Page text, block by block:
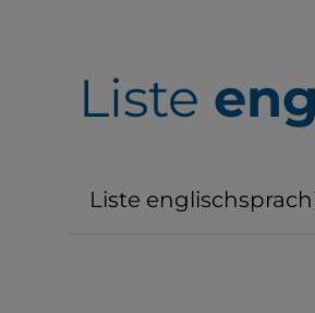
Liste
Liste